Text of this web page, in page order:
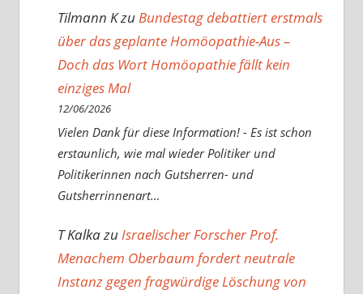
Tilmann KzuBundestag debattiert erstmals
über das geplante Homöopathie-Aus –
Doch das Wort Homöopathie fällt kein
einziges Mal
12/06/2026
Vielen Dank für diese Information! - Es ist schon
erstaunlich, wie mal wieder Politiker und
Politikerinnen nach Gutsherren- und
Gutsherrinnenart…
T KalkazuIsraelischer Forscher Prof.
Menachem Oberbaum fordert neutrale
Instanz gegen fragwürdige Löschung von